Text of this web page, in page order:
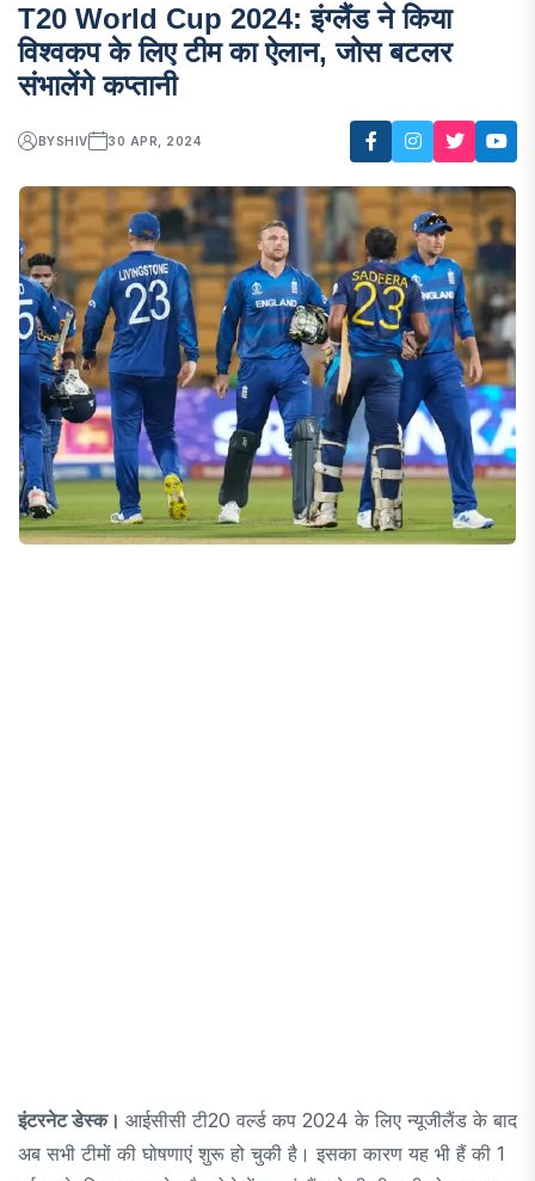
T20 World Cup 2024: इंग्लैंड ने किया
विश्वकप के लिए टीम का ऐलान, जोस बटलर
संभालेंगे कप्तानी
BYSHIV 30 APR, 2024
इंटरनेट डेस्क। आईसीसी टी20 वर्ल्ड कप 2024 के लिए न्यूजीलैंड के बाद
अब सभी टीमों की घोषणाएं शुरू हो चुकी है। इसका कारण यह भी हैं की 1